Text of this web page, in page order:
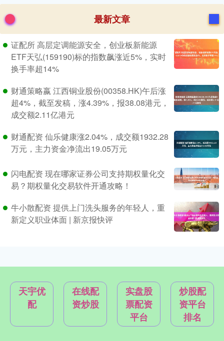
最新文章
证配所 高层定调能源安全，创业板新能源
ETF天弘(159190)标的指数飙涨近5%，实时
换手率超14%
财通策略嬴 江西铜业股份(00358.HK)午后涨
超4%，截至发稿，涨4.39%，报38.08港元，
成交额2.11亿港元
财通配资 仙乐健康涨2.04%，成交额1932.28
万元，主力资金净流出19.05万元
闪电配资 现在哪家证券公司支持期权量化交
易？期权量化交易软件开通攻略！
牛小散配资 提供上门洗头服务的年轻人，重
新定义职业体面 | 新京报快评
天宇优
配
在线配
资炒股
实盘股
票配资
平台
炒股配
资平台
排名